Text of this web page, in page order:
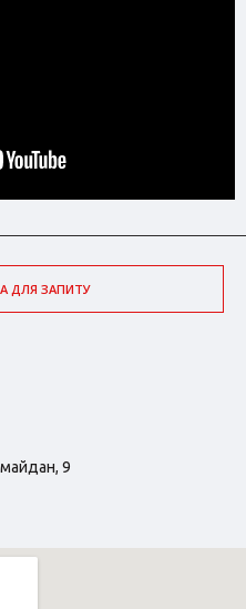
ДЛЯ ЗАПИТУ
9